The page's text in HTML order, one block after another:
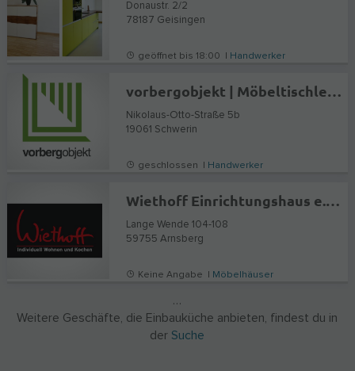
Donaustr. 2/2
78187 Geisingen
geöffnet bis 18:00 | Handwerker
vorbergobjekt | Möbeltischlerei & Objekteinrichtung
Nikolaus-Otto-Straße 5b
19061 Schwerin
geschlossen | Handwerker
Wiethoff Einrichtungshaus e.K. Inh. Arndt Wiethoff
Lange Wende 104-108
59755 Arnsberg
Keine Angabe | Möbelhäuser
…
Weitere Geschäfte, die Einbauküche anbieten, findest du in
der Suche